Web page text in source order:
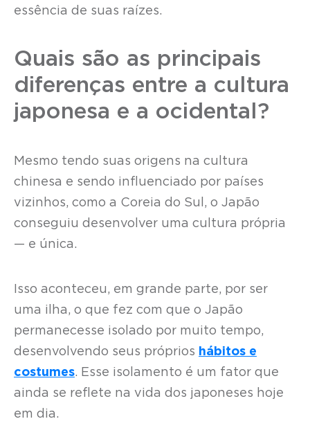
essência de suas raízes.
Quais são as principais
diferenças entre a cultura
japonesa e a ocidental?
Mesmo tendo suas origens na cultura
chinesa e sendo influenciado por países
vizinhos, como a Coreia do Sul, o Japão
conseguiu desenvolver uma cultura própria
— e única.
Isso aconteceu, em grande parte, por ser
uma ilha, o que fez com que o Japão
permanecesse isolado por muito tempo,
desenvolvendo seus próprios hábitos e
costumes. Esse isolamento é um fator que
ainda se reflete na vida dos japoneses hoje
em dia.